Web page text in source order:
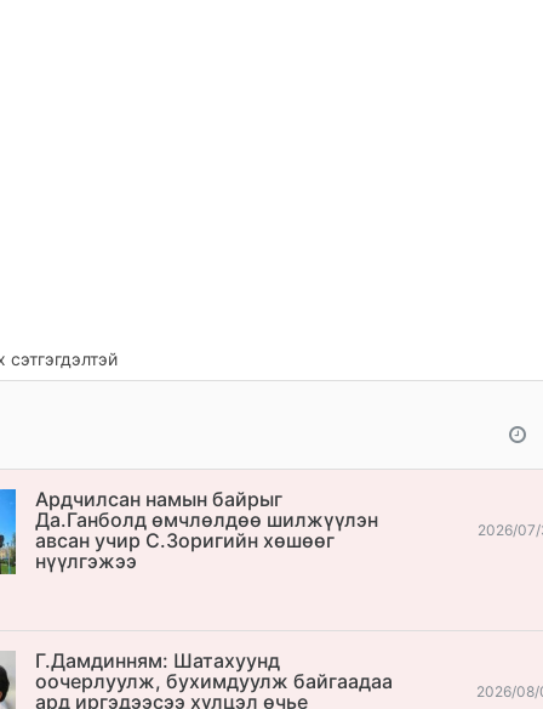
Ардчилсан намын байрыг
Да.Ганболд өмчлөлдөө шилжүүлэн
авсан учир С.Зоригийн хөшөөг
нүүлгэжээ
2026/07/
Г.Дамдинням: Шатахуунд
оочерлуулж, бухимдуулж байгаадаа
ард иргэдээсээ хүлцэл өчье
2026/08/